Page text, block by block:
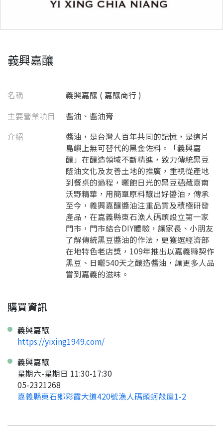
義興嘉釀
名稱
義興嘉釀 ( 嘉釀商行 )
主要營業項目
醬油、醬油膏
介紹
醬油，是台灣人百年共同的記憶，是這片
島嶼上無可替代的黑金佐料。「義興嘉
釀」在釀造領域不斷精進，致力傳統黑豆
蔭油文化及友善土地的推廣，重視從產地
到餐桌的過程，曬飽日光的黑豆蘊藏嘉南
沃野精華，用簡單原料釀出好醬油，傳承
至今，義興嘉釀醬油注重品質及積極研發
產品，在嘉義縣東石漁人碼頭設立第一家
門市，門市結合DIY體驗，讓家長、小朋友
了解傳統黑豆醬油的作法，更獲選經濟部
在地特色老店獎，109年推出以嘉義縣契作
黑豆、日曬540天之釀造醬油，讓更多人品
嘗到嘉義的滋味。
購買資訊
義興嘉釀
https://yixing1949.com/
義興嘉釀
星期六-星期日 11:30-17:30
05-2321268
嘉義縣東石鄉彩霞大道420號漁人碼頭蚵殼屋1-2